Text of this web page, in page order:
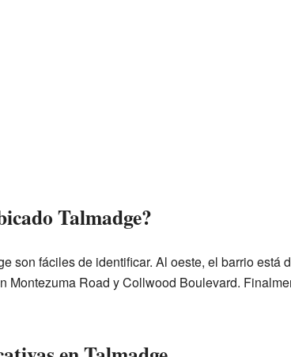
Talmadge?
son fáciles de identificar. Al oeste, el barrio
Montezuma Road y Collwood Boulevard.